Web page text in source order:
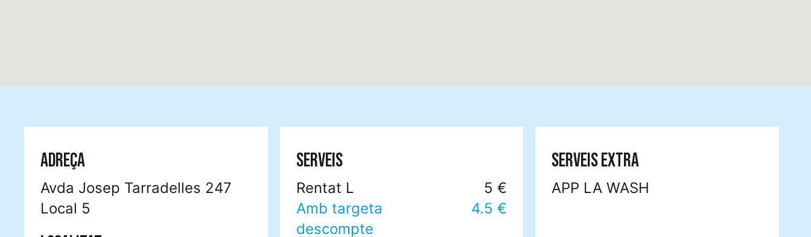
ADREÇA
Avda Josep Tarradelles 247
Local 5
SERVEIS
Rentat L
5 €
Amb targeta
descompte
4.5 €
SERVEIS EXTRA
APP LA WASH